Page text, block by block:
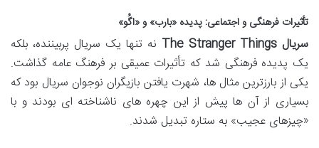
تأثیرات فرهنگی و اجتماعی: پدیده «بارب» و «اگُو»
سریال The Stranger Things
نه تنها یک سریال پربیننده، بلکه
یک پدیده فرهنگی شد که تأثیرات عمیقی بر فرهنگ عامه گذاشت.
یکی از بارزترین مثال ها، شهرت یافتن بازیگران نوجوان سریال بود که
بسیاری از آن ها پیش از این چهره های ناشناخته ای بودند و با
«چیزهای عجیب» به ستاره تبدیل شدند.